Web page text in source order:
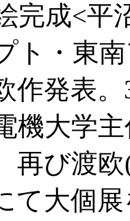
完成<平
ト・東
作発表
機大学
再び渡
て大個